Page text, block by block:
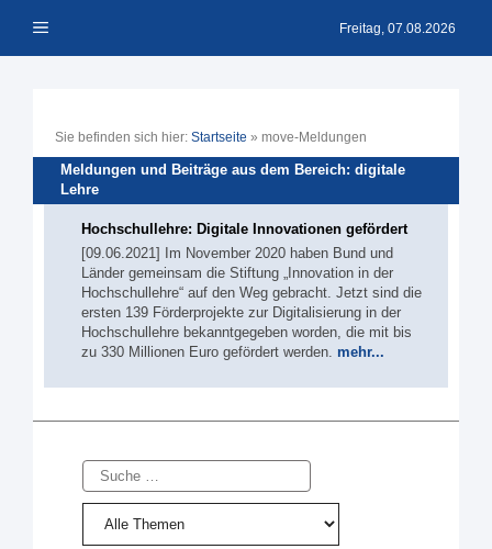
Inhalt Menü Freitag, 07.08.2026
Sie befinden sich hier: Startseite » move-Meldungen
Meldungen und Beiträge aus dem Bereich: digitale
Lehre
Hochschullehre: Digitale Innovationen gefördert
[09.06.2021] Im November 2020 haben Bund und
Länder gemeinsam die Stiftung „Innovation in der
Hochschullehre“ auf den Weg gebracht. Jetzt sind die
ersten 139 Förderprojekte zur Digitalisierung in der
Hochschullehre bekanntgegeben worden, die mit bis
zu 330 Millionen Euro gefördert werden. mehr...
Suche